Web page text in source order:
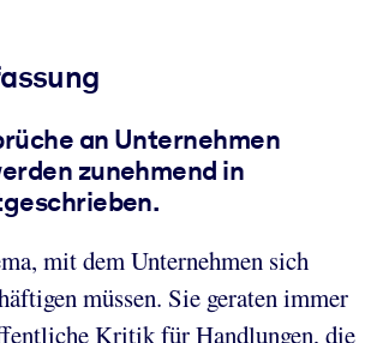
an Unternehmen
zunehmend in
mit dem Unternehmen sich
müssen. Sie geraten immer
Kritik für Handlungen, die